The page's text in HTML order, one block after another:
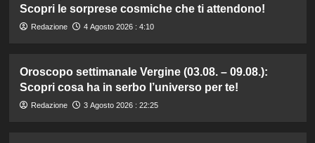
Scopri le sorprese cosmiche che ti attendono!
Redazione 4 Agosto 2026 : 4:10
Oroscopo settimanale Vergine (03.08. – 09.08.):
Scopri cosa ha in serbo l’universo per te!
Redazione 3 Agosto 2026 : 22:25